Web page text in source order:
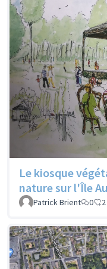
Le kiosque
nature sur l'Île
Patrick Brient 0 2